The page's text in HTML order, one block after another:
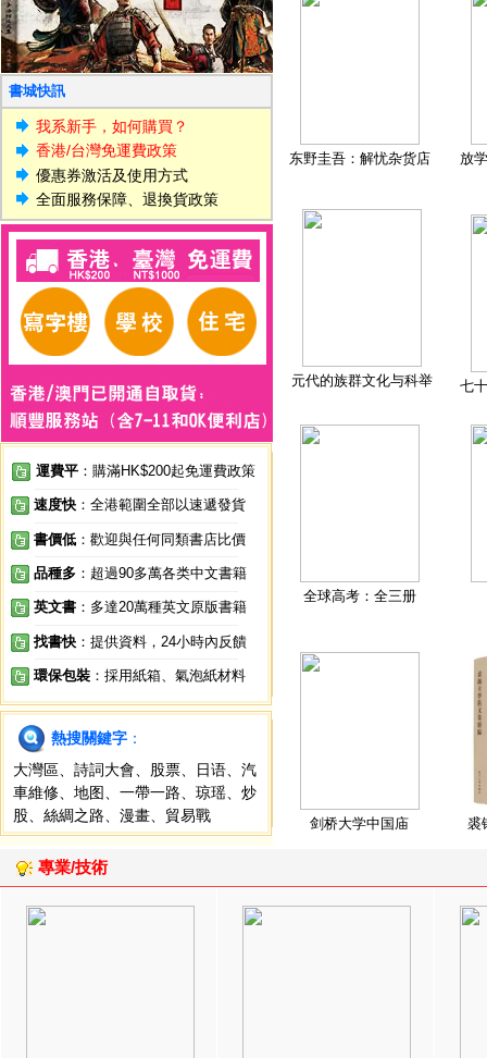
書城快訊
我系新手，如何購買？
香港/台灣免運費政策
優惠券激活及使用方式
全面服務保障、退換貨政策
運費平 ：購滿HK$200起免運費政策
速度快 ：全港範圍全部以速遞發貨
書價低 ：歡迎與任何同類書店比價
品種多 ：超過90多萬各类中文書籍
英文書 ：多達20萬種英文原版書籍
找書快 ：提供資料，24小時內反饋
環保包裝 ：採用紙箱、氣泡紙材料
熱搜關鍵字 ：
大灣區
詩詞大會 股票 日语
汽
車維修
地图 一帶一路 琼瑶
炒
股
絲綢之路 漫畫 貿易戰
东野圭吾：解忧杂货店 放
元代的族群文化与科举 七
全球高考：全三册
剑桥大学中国庙 裘
專業/技術